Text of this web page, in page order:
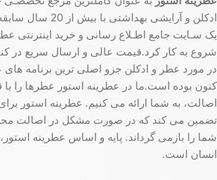
ادکلن و آرایشی
یک سـایت جامع اطـلاع رسانی و خرید اینترنتی
شروع به کار کرد.قیمت عالی و ارسال سریع در
در مورد عطر و ادکلن جزو اصلی ترین برنامه های
کنون بوده است.ما در عطرینه استور عطرها را
اصالت، به شما ارائه می کنیم. عطرینه استور
تضمین می کند که در صورت مشکل در اصالت
شما را بازمی گرداند. پایه و اساس عطرینه
انسان است.